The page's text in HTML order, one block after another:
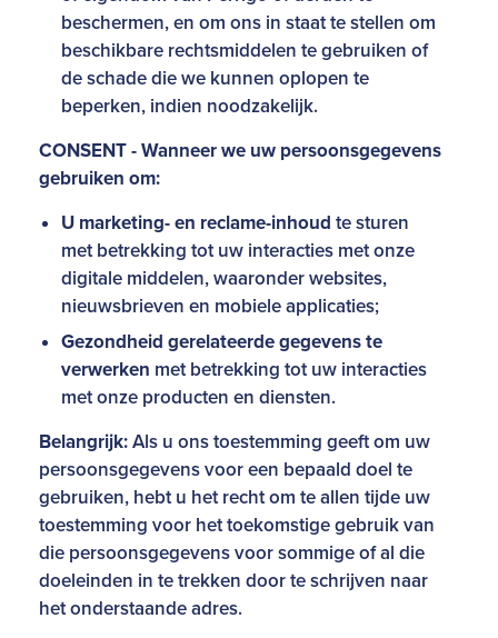
beschermen, en om ons in staat te stellen om
beschikbare rechtsmiddelen te gebruiken of
de schade die we kunnen oplopen te
beperken, indien noodzakelijk.
CONSENT - Wanneer we uw persoonsgegevens
gebruiken om:
U marketing- en reclame-inhoud te sturen
met betrekking tot uw interacties met onze
digitale middelen, waaronder websites,
nieuwsbrieven en mobiele applicaties;
Gezondheid gerelateerde gegevens te
verwerken met betrekking tot uw interacties
met onze producten en diensten.
Belangrijk:Als u ons toestemming geeft om uw
persoonsgegevens voor een bepaald doel te
gebruiken, hebt u het recht om te allen tijde uw
toestemming voor het toekomstige gebruik van
die persoonsgegevens voor sommige of al die
doeleinden in te trekken door te schrijven naar
het onderstaande adres.